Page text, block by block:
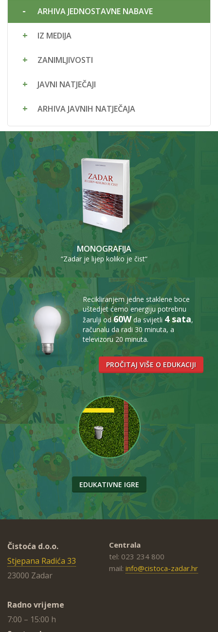
ARHIVA JEDNOSTAVNE NABAVE
IZ MEDIJA
ZANIMLJIVOSTI
JAVNI NATJEČAJI
ARHIVA JAVNIH NATJEČAJA
MONOGRAFIJA
“Zadar je lijep koliko je čist“
Recikliranjem jedne staklene boce
uštedjet ćemo energiju potrebnu
žarulji od60Wda svijetli 4 sata,
računalu da radi 30 minuta, a
televizoru 20 minuta.
PROČITAJ VIŠE O EDUKACIJI
EDUKATIVNE IGRE
Čistoća d.o.o.
Stjepana Radića 33
23000 Zadar
Radno vrijeme
7:00 – 15:00 h
Centrala
tel: 023 234 800
mail: info@cistoca-zadar.hr